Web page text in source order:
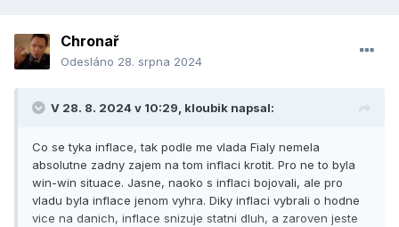
Chronař
Odesláno 28. srpna 2024
V 28. 8. 2024 v 10:29, kloubik napsal:
Co se tyka inflace, tak podle me vlada Fialy nemela
absolutne zadny zajem na tom inflaci krotit. Pro ne to byla
win-win situace. Jasne, naoko s inflaci bojovali, ale pro
vladu byla inflace jenom vyhra. Diky inflaci vybrali o hodne
vice na danich, inflace snizuje statni dluh, a zaroven jeste